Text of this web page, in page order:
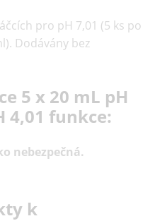
pro pH 7,01 (5 ks po
Dodávány bez
5 x 20 mL pH
4,01 funkce:
nebezpečná.
k